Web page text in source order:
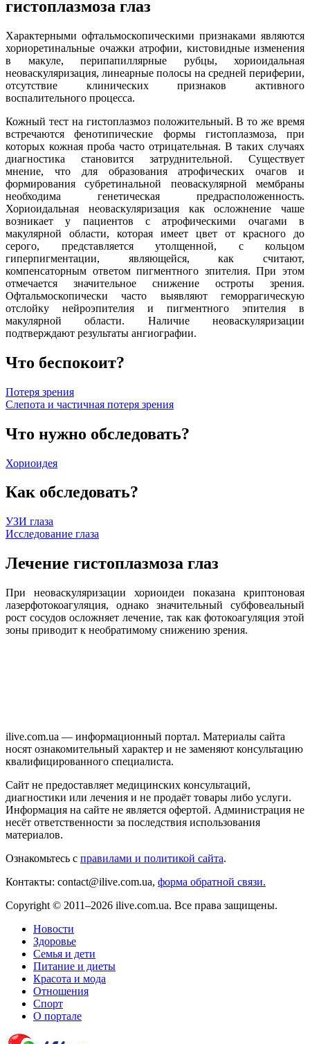
гистоплазмоза глаз
Характерными офтальмоскопическими признаками являются
хориоретинальные очажки атрофии, кистовидные изменения
в макуле, перипапиллярные рубцы, хориоидальная
неоваскуляризация, линеарные полосы на средней периферии,
отсутствие клинических признаков активного
воспалительного процесса.
Кожный тест на гистоплазмоз положительный. В то же время
встречаются фенотипические формы гистоплазмоза, при
которых кожная проба часто отрицательная. В таких случаях
диагностика становится затруднительной. Существует
мнение, что для образования атрофических очагов и
формирования субретинальной пеоваскулярной мембраны
необходима генетическая предрасположенность.
Хориоидальная неоваскуляризация как осложнение чаше
возникает у пациентов с атрофическими очагами в
макулярной области, которая имеет цвет от красного до
серого, представляется утолщенной, с кольцом
гиперпигментации, являющейся, как считают,
компенсаторным ответом пигментного зпителия. При этом
отмечается значительное снижение остроты зрения.
Офтальмоскопически часто выявляют геморрагическую
отслойку нейроэпителия и пигментного эпителия в
макулярной области. Наличие неоваскуляризации
подтверждают результаты ангиографии.
Что беспокоит?
Потеря зрения
Слепота и частичная потеря зрения
Что нужно обследовать?
Хориоидея
Как обследовать?
УЗИ глаза
Исследование глаза
Лечение гистоплазмоза глаз
При неоваскуляризации хориоидеи показана криптоновая
лазерфотокоагуляция, однако значительный субфовеальный
рост сосудов осложняет лечение, так как фотокоагуляция этой
зоны приводит к необратимому снижению зрения.
ilive.com.ua — информационный портал. Материалы сайта
носят ознакомительный характер и не заменяют консультацию
квалифицированного специалиста.
Сайт не предоставляет медицинских консультаций,
диагностики или лечения и не продаёт товары либо услуги.
Информация на сайте не является офертой. Администрация не
несёт ответственности за последствия использования
материалов.
Ознакомьтесь с правилами и политикой сайта.
Контакты: contact@ilive.com.ua, форма обратной связи.
Copyright © 2011–2026 ilive.com.ua. Все права защищены.
Новости
Здоровье
Семья и дети
Питание и диеты
Красота и мода
Отношения
Спорт
О портале